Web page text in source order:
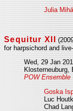
Julia
Sequitur XII
for harpsichord and
Wed, 29 Jan
Klosterneuburg,
POW
Goska
Luc
Chad